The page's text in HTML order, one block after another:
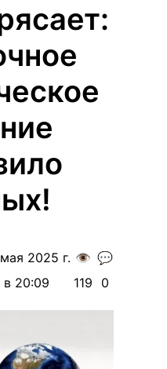
2025 г.
в 20:09
👁️
119
💬
0